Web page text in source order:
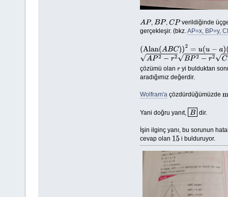
AP ,BP , CP
verildiğinde
gerçekleşir. (bkz.AP=x, BP=y,
(Alan(ABC))2=u( −a )(u−b )(u −c)
AP2−r2BP 2−r2CP2−r 2= AP2−r
çözümü olan r yi bulduktan
aradığımız değerdir.
Wolfram'açözdürdüğümüzde
Yani doğru yanıt, B dir.
İşin ilginç yanı, bu sorunun
cevap olan 15i bulduruyor.